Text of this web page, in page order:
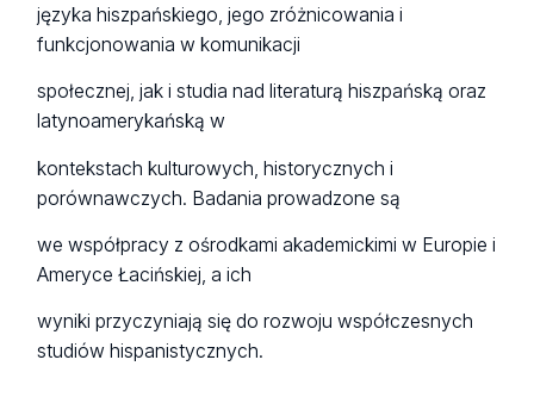
języka hiszpańskiego, jego zróżnicowania i
funkcjonowania w komunikacji
społecznej, jak i studia nad literaturą hiszpańską oraz
latynoamerykańską w
kontekstach kulturowych, historycznych i
porównawczych. Badania prowadzone są
we współpracy z ośrodkami akademickimi w Europie i
Ameryce Łacińskiej, a ich
wyniki przyczyniają się do rozwoju współczesnych
studiów hispanistycznych.